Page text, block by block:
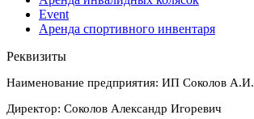
Event
Аренда спортивного инвентаря
Реквизиты
Наименование предприятия: ИП Соколов А.И.
Директор: Соколов Александр Игоревич